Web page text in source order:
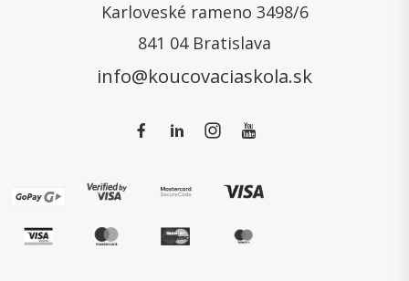
Karloveské rameno 3498/6
841 04 Bratislava
info@koucovaciaskola.sk